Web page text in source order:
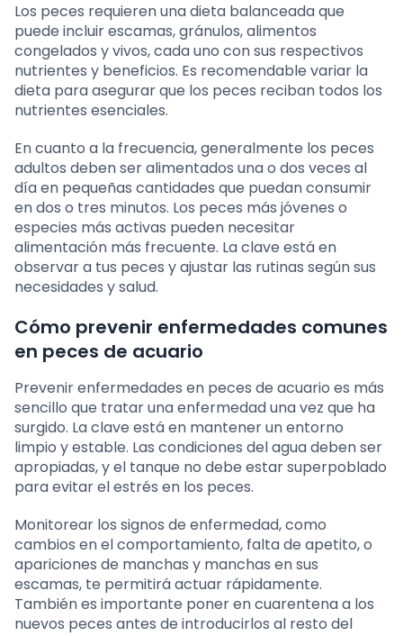
Los peces requieren una dieta balanceada que
puede incluir escamas, gránulos, alimentos
congelados y vivos, cada uno con sus respectivos
nutrientes y beneficios. Es recomendable variar la
dieta para asegurar que los peces reciban todos los
nutrientes esenciales.
En cuanto a la frecuencia, generalmente los peces
adultos deben ser alimentados una o dos veces al
día en pequeñas cantidades que puedan consumir
en dos o tres minutos. Los peces más jóvenes o
especies más activas pueden necesitar
alimentación más frecuente. La clave está en
observar a tus peces y ajustar las rutinas según sus
necesidades y salud.
Cómo prevenir enfermedades comunes
en peces de acuario
Prevenir enfermedades en peces de acuario es más
sencillo que tratar una enfermedad una vez que ha
surgido. La clave está en mantener un entorno
limpio y estable. Las condiciones del agua deben ser
apropiadas, y el tanque no debe estar superpoblado
para evitar el estrés en los peces.
Monitorear los signos de enfermedad, como
cambios en el comportamiento, falta de apetito, o
apariciones de manchas y manchas en sus
escamas, te permitirá actuar rápidamente.
También es importante poner en cuarentena a los
nuevos peces antes de introducirlos al resto del